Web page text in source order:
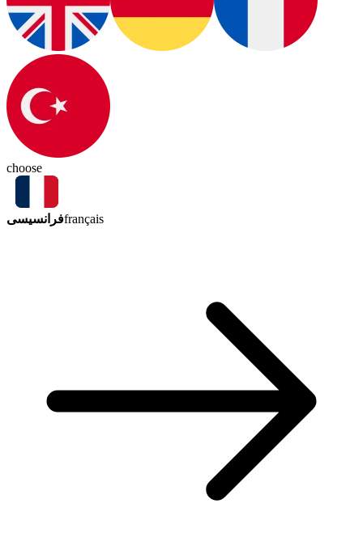
choose
فرانسیسیfrançais